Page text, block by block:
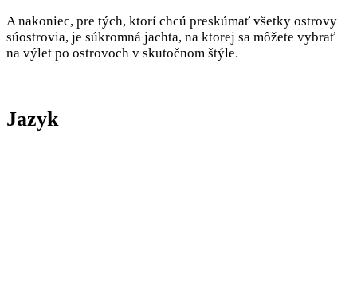
A nakoniec, pre tých, ktorí chcú preskúmať všetky ostrovy
súostrovia, je súkromná jachta, na ktorej sa môžete vybrať
na výlet po ostrovoch v skutočnom štýle.
Jazyk